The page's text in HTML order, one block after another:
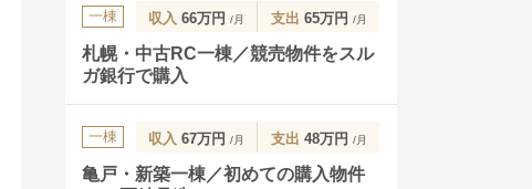
一棟 収入 66万円 /月 支出 65万円 /月
札幌・中古RC一棟／競売物件をスル
ガ銀行で購入
一棟 収入 67万円 /月 支出 48万円 /月
亀戸・新築一棟／初めての購入物件